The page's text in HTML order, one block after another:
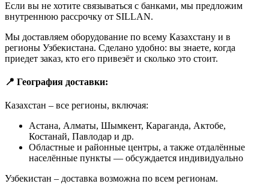
Если вы не хотите связываться с банками, мы предложим
внутреннюю рассрочку от SILLAN.
Мы доставляем оборудование по всему Казахстану и в
регионы Узбекистана. Сделано удобно: вы знаете, когда
приедет заказ, кто его привезёт и сколько это стоит.
📍 География доставки:
Казахстан – все регионы, включая:
Астана, Алматы, Шымкент, Караганда, Актобе,
Костанай, Павлодар и др.
Областные и районные центры, а также отдалённые
населённые пункты — обсуждается индивидуально
Узбекистан – доставка возможна по всем регионам.